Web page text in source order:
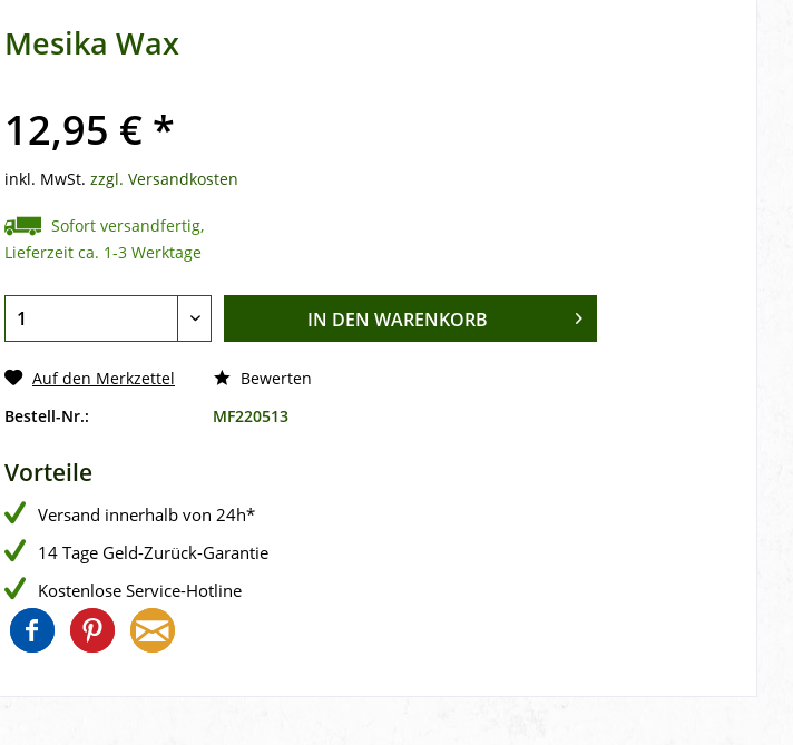
Mesika Wax
12,95 € *
inkl. MwSt. zzgl. Versandkosten
Sofort versandfertig,
Lieferzeit ca. 1-3 Werktage
IN DEN WARENKORB
Auf den Merkzettel
Bewerten
Bestell-Nr.:
MF220513
Vorteile
Versand innerhalb von 24h*
14 Tage Geld-Zurück-Garantie
Kostenlose Service-Hotline